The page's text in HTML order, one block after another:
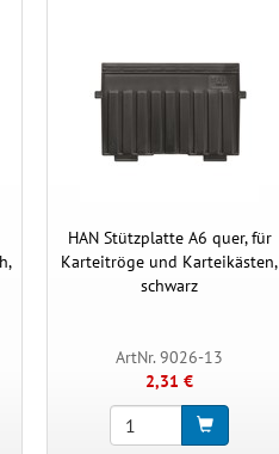
HAN Stützplatte A6 quer, für
Karteitröge und Karteikästen,
schwarz
ArtNr. 9026-13
2,31 €